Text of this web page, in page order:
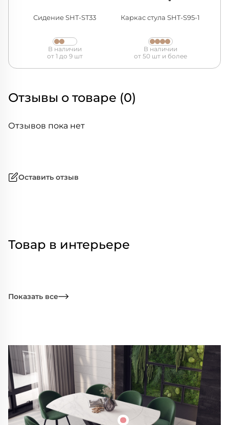
Сидение SHT-ST33
В наличии
от 1 до 9 шт
Каркас стула SHT-S95-1
В наличии
от 50 шт и более
Отзывы о товаре (0)
Отзывов пока нет
Оставить отзыв
Товар в интерьере
Показать все